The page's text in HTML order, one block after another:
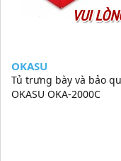
VUI
OKASU
Tủ trưng bày và bảo
OKASU OKA-2000C